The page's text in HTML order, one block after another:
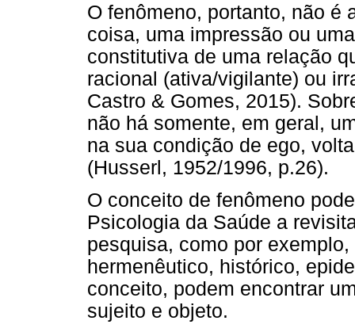
O fenômeno, portanto, não é
coisa, uma impressão ou
constitutiva de uma relação
racional (ativa/vigilante) ou
Castro & Gomes, 2015).
não há somente, em geral,
na sua condição de ego,
(Husserl, 1952/1996, p.26).
O conceito de fenômeno
Psicologia da Saúde a
pesquisa, como por
hermenêutico, histórico,
conceito, podem encontrar
sujeito e objeto.